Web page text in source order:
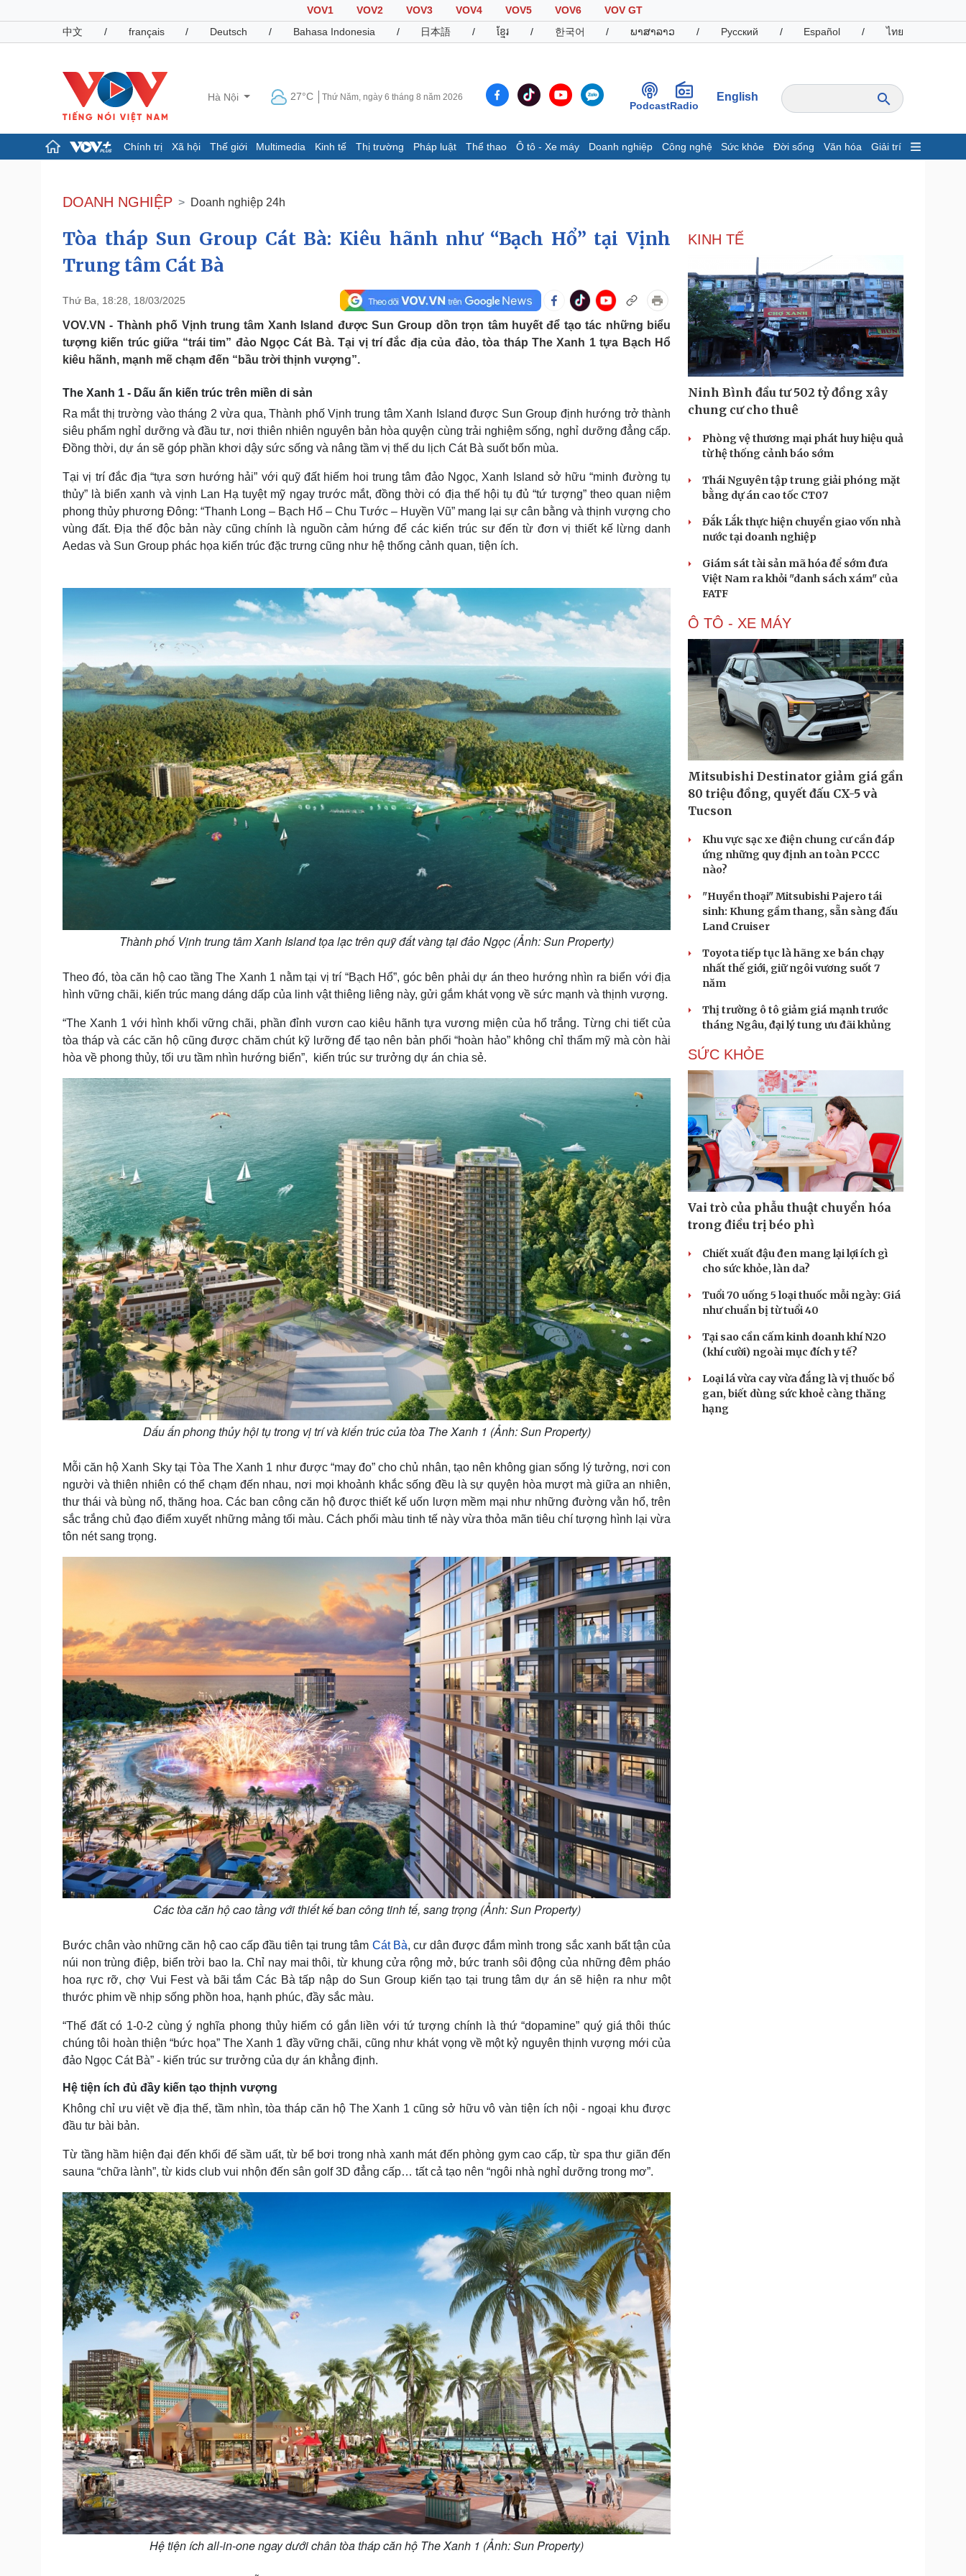
VOV1 VOV2 VOV3 VOV4 VOV5 VOV6
VOV GT
中文
/ français / Deutsch / Bahasa Indonesia / 日本語 / ខ្មែរ / 한국어 / ພາສາລາວ / Русский / Español / ไทย
Hà Nội 27°C Thứ Năm, ngày 6 tháng 8 năm 2026
PodcastRadio
English
Chính trị Xã hội Thế giới Multimedia Kinh tế Thị trường Pháp luật Thể thao Ô tô - Xe máy Doanh nghiệp Công nghệ Sức khỏe Đời sống Văn hóa Giải trí
Đảng
Tổ chức nhân sự
Nhận diện sự thật
Tin 24h
Dự báo thời tiết
Dấu ấn VOV
Việc làm
Biển đảo
Infographic
Giá cà phê
Pháp luật
Tin nóng
Tư vấn luật
Việt Nam
Phân tích
Thể thao
Bóng đá
Lịch thi đấu bóng đá
Thế giới thể thao
eSports
Ô tô - Xe máy
Ô tô
Xe máy
Tư vấn
Doanh nghiệp
Thông tin doanh nghiệp
Doanh nghiệp 24h
Doanh nhân
Vì cộng đồng
Công nghệ
Sành điệu
Tin Công nghệ
Trải nghiệm
Chuyển đổi số
Sức khỏe
Dinh dưỡng - món ngon
Cây thuốc
Sản phụ khoa
Nam khoa
Làm đẹp - giảm cân
Phòng mạch online
Ăn sạch sống khỏe
Đời sống
Nhà đẹp
Blog
Tình yêu - Gia đình
Sân khấu - Điện ảnh
Văn học
Âm nhạc
Nghệ sĩ
Thời trang
Sao Việt
Tư vấn
Săn Tour
Podcast
Đọc truyện đêm khuya
Cửa sổ tình yêu
Hạt giống tâm hồn
Cải chính
DOANH NGHIỆP Doanh nghiệp 24h
Tòa tháp Sun Group Cát Bà: Kiêu hãnh như “Bạch Hổ” tại Vịnh
Trung tâm Cát Bà
Thứ Ba, 18:28, 18/03/2025
VOV.VN - Thành phố Vịnh trung tâm Xanh Island được Sun Group dồn trọn tâm huyết để tạo tác những biểu
tượng kiến trúc giữa “trái tim” đảo Ngọc Cát Bà. Tại vị trí đắc địa của đảo, tòa tháp The Xanh 1 tựa Bạch Hổ
kiêu hãnh, mạnh mẽ chạm đến “bầu trời thịnh vượng”.
The Xanh 1 - Dấu ấn kiến trúc trên miền di sản
Ra mắt thị trường vào tháng 2 vừa qua, Thành phố Vịnh trung tâm Xanh Island được Sun Group định hướng trở thành
siêu phẩm nghỉ dưỡng và đầu tư, nơi thiên nhiên nguyên bản hòa quyện cùng trải nghiệm sống, nghỉ dưỡng đẳng cấp.
Đồng thời, dự án sẽ góp phần khơi dậy sức sống và nâng tầm vị thế du lịch Cát Bà suốt bốn mùa.
Tại vị trí đắc địa “tựa sơn hướng hải” với quỹ đất hiếm hoi trung tâm đảo Ngọc, Xanh Island sở hữu “minh đường tụ
thủy” là biển xanh và vịnh Lan Hạ tuyệt mỹ ngay trước mắt, đồng thời có địa thế hội tụ đủ “tứ tượng” theo quan niệm
phong thủy phương Đông: “Thanh Long – Bạch Hổ – Chu Tước – Huyền Vũ” mang lại sự cân bằng và thịnh vượng cho
vùng đất. Địa thế độc bản này cũng chính là nguồn cảm hứng để các kiến trúc sư đến từ đơn vị thiết kế lừng danh
Aedas và Sun Group phác họa kiến trúc đặc trưng cũng như hệ thống cảnh quan, tiện ích.
Thành phố Vịnh trung tâm Xanh Island tọa lạc trên quỹ đất vàng tại đảo Ngọc (Ảnh: Sun Property)
Theo đó, tòa căn hộ cao tầng The Xanh 1 nằm tại vị trí “Bạch Hổ”, góc bên phải dự án theo hướng nhìn ra biển với địa
hình vững chãi, kiến trúc mang dáng dấp của linh vật thiêng liêng này, gửi gắm khát vọng về sức mạnh và thịnh vượng.
“The Xanh 1 với hình khối vững chãi, phần đỉnh vươn cao kiêu hãnh tựa vương miện của hổ trắng. Từng chi tiết của
tòa tháp và các căn hộ cũng được chăm chút kỹ lưỡng để tạo nên bản phối “hoàn hảo” không chỉ thẩm mỹ mà còn hài
hòa về phong thủy, tối ưu tầm nhìn hướng biển”, kiến trúc sư trưởng dự án chia sẻ.
Dấu ấn phong thủy hội tụ trong vị trí và kiến trúc của tòa The Xanh 1 (Ảnh: Sun Property)
Mỗi căn hộ Xanh Sky tại Tòa The Xanh 1 như được “may đo” cho chủ nhân, tạo nên không gian sống lý tưởng, nơi con
người và thiên nhiên có thể chạm đến nhau, nơi mọi khoảnh khắc sống đều là sự quyện hòa mượt mà giữa an nhiên,
thư thái và bùng nổ, thăng hoa. Các ban công căn hộ được thiết kế uốn lượn mềm mại như những đường vằn hổ, trên
sắc trắng chủ đạo điểm xuyết những mảng tối màu. Cách phối màu tinh tế này vừa thỏa mãn tiêu chí tượng hình lại vừa
tôn nét sang trọng.
Các tòa căn hộ cao tầng với thiết kế ban công tinh tế, sang trọng (Ảnh: Sun Property)
Bước chân vào những căn hộ cao cấp đầu tiên tại trung tâm Cát Bà, cư dân được đắm mình trong sắc xanh bất tận của
núi non trùng điệp, biển trời bao la. Chỉ nay mai thôi, từ khung cửa rộng mở, bức tranh sôi động của những đêm pháo
hoa rực rỡ, chợ Vui Fest và bãi tắm Các Bà tấp nập do Sun Group kiến tạo tại trung tâm dự án sẽ hiện ra như một
thước phim về nhịp sống phồn hoa, hạnh phúc, đầy sắc màu.
“Thế đất có 1-0-2 cùng ý nghĩa phong thủy hiếm có gắn liền với tứ tượng chính là thứ “dopamine” quý giá thôi thúc
chúng tôi hoàn thiện “bức họa” The Xanh 1 đầy vững chãi, cũng như khát vọng về một kỷ nguyên thịnh vượng mới của
đảo Ngọc Cát Bà” - kiến trúc sư trưởng của dự án khẳng định.
Hệ tiện ích đủ đầy kiến tạo thịnh vượng
Không chỉ ưu việt về địa thế, tầm nhìn, tòa tháp căn hộ The Xanh 1 cũng sở hữu vô vàn tiện ích nội - ngoại khu được
đầu tư bài bản.
Từ tầng hầm hiện đại đến khối đế sầm uất, từ bể bơi trong nhà xanh mát đến phòng gym cao cấp, từ spa thư giãn đến
sauna “chữa lành”, từ kids club vui nhộn đến sân golf 3D đẳng cấp… tất cả tạo nên “ngôi nhà nghỉ dưỡng trong mơ”.
Hệ tiện ích all-in-one ngay dưới chân tòa tháp căn hộ The Xanh 1 (Ảnh: Sun Property)
KINH TẾ
Ninh Bình đầu tư 502 tỷ đồng xây
chung cư cho thuê
Phòng vệ thương mại phát huy hiệu quả
từ hệ thống cảnh báo sớm
Thái Nguyên tập trung giải phóng mặt
bằng dự án cao tốc CT07
Đắk Lắk thực hiện chuyển giao vốn nhà
nước tại doanh nghiệp
Giám sát tài sản mã hóa để sớm đưa
Việt Nam ra khỏi "danh sách xám" của
FATF
Ô TÔ - XE MÁY
Mitsubishi Destinator giảm giá gần
80 triệu đồng, quyết đấu CX-5 và
Tucson
Khu vực sạc xe điện chung cư cần đáp
ứng những quy định an toàn PCCC
nào?
"Huyền thoại" Mitsubishi Pajero tái
sinh: Khung gầm thang, sẵn sàng đấu
Land Cruiser
Toyota tiếp tục là hãng xe bán chạy
nhất thế giới, giữ ngôi vương suốt 7
năm
Thị trường ô tô giảm giá mạnh trước
tháng Ngâu, đại lý tung ưu đãi khủng
SỨC KHỎE
Vai trò của phẫu thuật chuyển hóa
trong điều trị béo phì
Chiết xuất đậu đen mang lại lợi ích gì
cho sức khỏe, làn da?
Tuổi 70 uống 5 loại thuốc mỗi ngày: Giá
như chuẩn bị từ tuổi 40
Tại sao cần cấm kinh doanh khí N2O
(khí cười) ngoài mục đích y tế?
Loại lá vừa cay vừa đắng là vị thuốc bổ
gan, biết dùng sức khoẻ càng thăng
hạng